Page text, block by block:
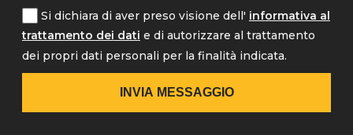
Si dichiara di aver preso visione dell' informativa al
trattamento dei dati e di autorizzare al trattamento
dei propri dati personali per la finalità indicata.